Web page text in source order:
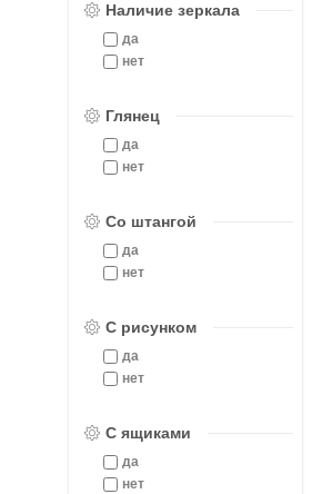
Наличие зеркала
да
нет
Глянец
да
нет
Со штангой
да
нет
С рисунком
да
нет
С ящиками
да
нет